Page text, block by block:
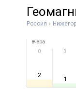
Россия
вчера
0
2
3
1